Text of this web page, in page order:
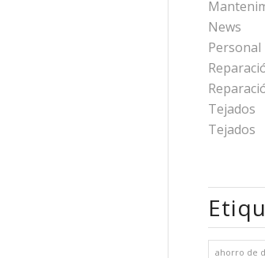
News
Personal
Tejados
Tejados
ahorro de